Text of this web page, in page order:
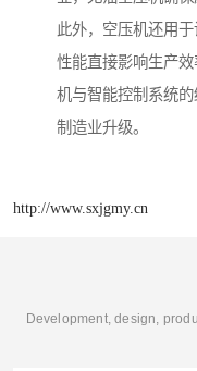
此外，空压机还用
性能直接影响生产
机与智能控制系统
制造业升级。
http://www.sxjgmy.cn
Development, design,